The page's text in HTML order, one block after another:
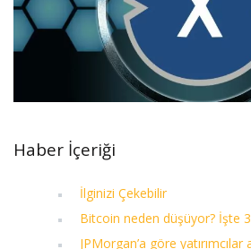
Haber İçeriği
İlginizi Çekebilir
Bitcoin neden düşüyor? İşte
JPMorgan’a göre yatırımcılar